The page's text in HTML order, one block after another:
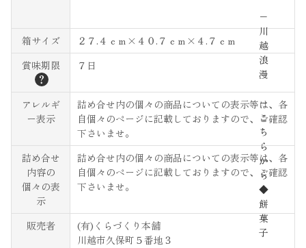
−
川
越
浪
漫
−
こ
ち
ら
か
ら
◆
餅
菓
子
箱サイズ
２７.４ｃｍ×４０.７ｃｍ×４.７ｃｍ
賞味期限
？
７日
アレルギ
ー表示
詰め合せ内の個々の商品についての表示等は、各
自個々のページに記載しておりますので、ご確認
下さいませ。
詰め合せ
内容の
個々の表
示
詰め合せ内の個々の商品についての表示等は、各
自個々のページに記載しておりますので、ご確認
下さいませ。
販売者
(有)くらづくり本舗
川越市久保町５番地３